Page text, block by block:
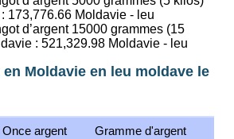
173,776.66 Moldavie - leu
d’argent 15000 grammes (15
: 521,329.98 Moldavie - leu
Moldavie en leu moldave le
Once argent Gramme d'argent